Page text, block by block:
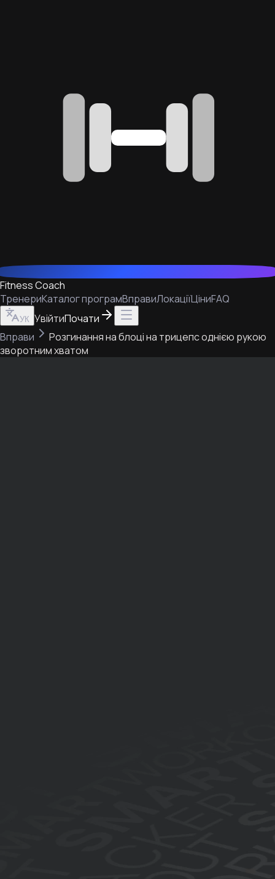
Fitness Coach
ТренериКаталог програмВправиЛокаціїЦіниFAQ
УК УвійтиПочати
Вправи
Розгинання на блоці на трицепс однією рукою
зворотним хватом